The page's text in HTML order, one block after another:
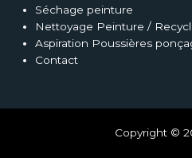
Séchage peinture
Nettoyage Peinture /
Aspiration Poussières
Contact
Copyright ©